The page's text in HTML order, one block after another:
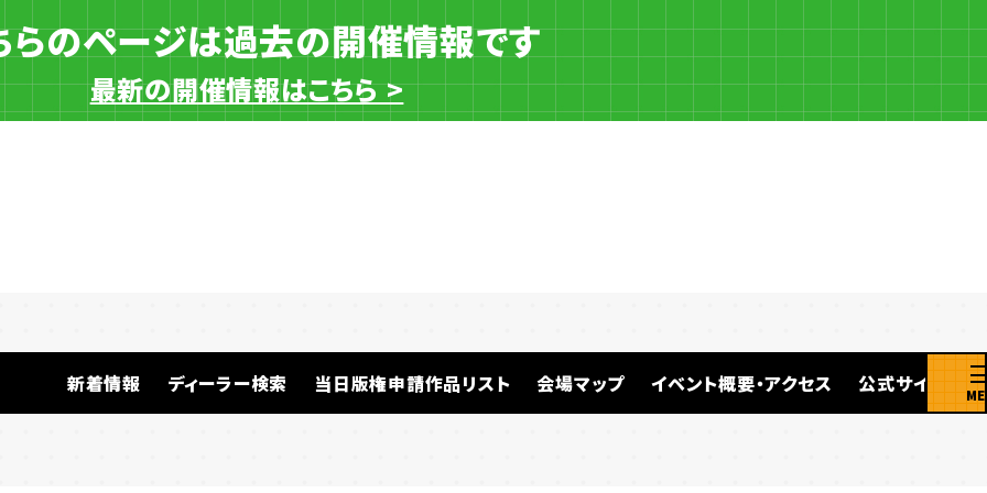
らのページは過去の開催情報です
最新の開催情報はこちら >
新着情報 ディーラー検索 当日版権申請作品リスト 会場マップ イベント概要・アクセス 公式サイト
一般ディーラー